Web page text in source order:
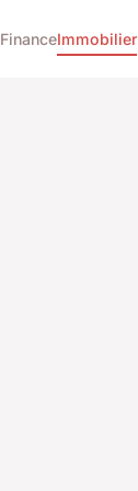
FinanceImmobilier